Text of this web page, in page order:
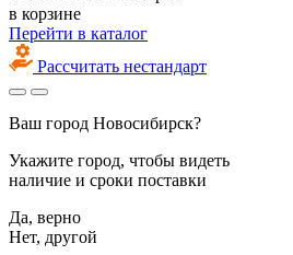
в корзине
Перейти в каталог
Рассчитать нестандарт
Ваш город Новосибирск?
Укажите город, чтобы видеть
наличие и сроки поставки
Да, верно
Нет, другой